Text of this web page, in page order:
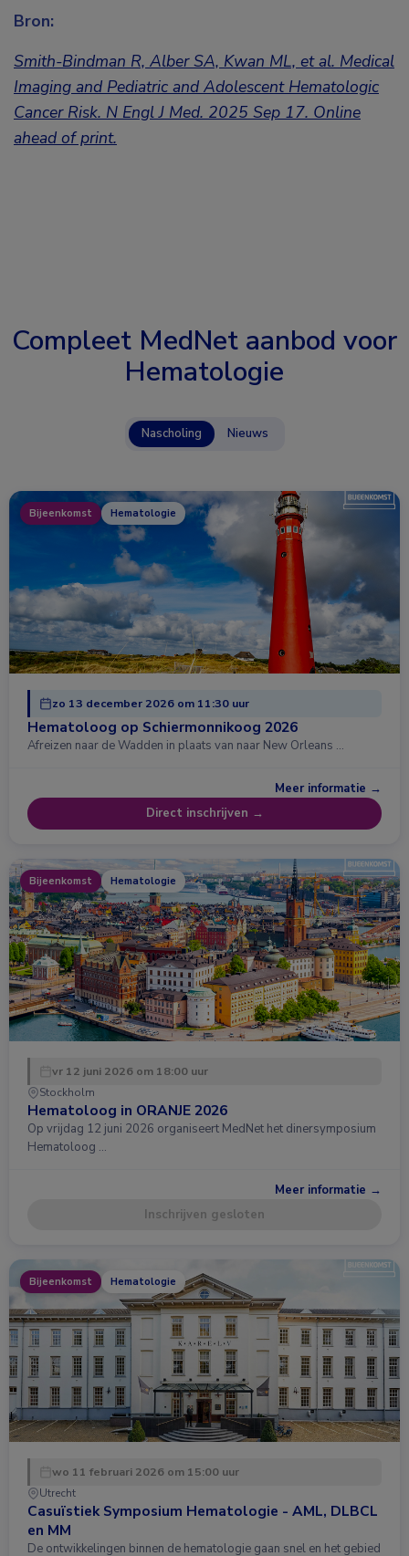
Bron:
Smith-Bindman R, Alber SA, Kwan ML, et al. Medical
Imaging and Pediatric and Adolescent Hematologic
Cancer Risk. N Engl J Med. 2025 Sep 17. Online
ahead of print.
Compleet MedNet aanbod voor
Hematologie
Nascholing Nieuws
Bijeenkomst Hematologie
zo 13 december 2026 om 11:30 uur
Hematoloog op Schiermonnikoog 2026
Afreizen naar de Wadden in plaats van naar New Orleans …
Meer informatie →
Direct inschrijven →
Bijeenkomst Hematologie
vr 12 juni 2026 om 18:00 uur
Stockholm
Hematoloog in ORANJE 2026
Op vrijdag 12 juni 2026 organiseert MedNet het dinersymposium
Hematoloog …
Meer informatie →
Inschrijven gesloten
Bijeenkomst Hematologie
wo 11 februari 2026 om 15:00 uur
Utrecht
Casuïstiek Symposium Hematologie - AML, DLBCL
en MM
De ontwikkelingen binnen de hematologie gaan snel en het gebied